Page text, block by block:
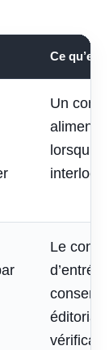
Ce
Un
lorsqu’il
Le